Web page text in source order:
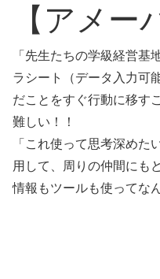
【アメー
「先生たちの学級経営基
ラシート（データ入力可
だことをすぐ行動に移す
難しい！！
「これ使って思考深めた
用して、周りの仲間にも
情報もツールも使ってな